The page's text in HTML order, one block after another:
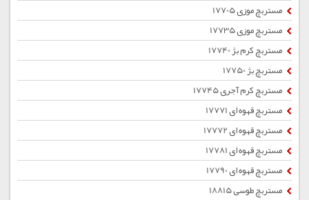
مستربچ موزی 17705
مستربچ موزی 17735
مستربچ کرم بژ 17740
مستربچ بژ 17750
مستربچ کرم آجری 17745
مستربچ قهوه ای 17771
مستربچ قهوه ای 17772
مستربچ قهوه ای 17781
مستربچ قهوه ای 17790
مستربچ طوسی 18815